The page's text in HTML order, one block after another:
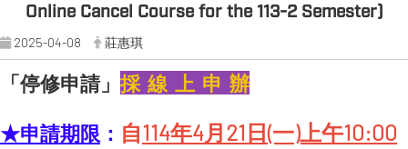
Online Cancel Course for the 113-2 Semester)
2025-04-08 莊惠琪
「停修申請」 採 線 上 申 辦
★申請期限 ： 自114年4月21日(一)上午10:00